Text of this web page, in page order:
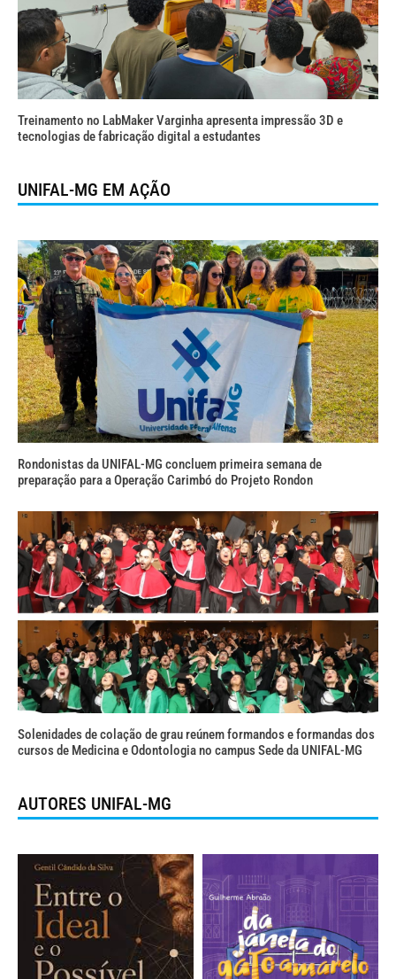
Treinamento no LabMaker Varginha apresenta impressão 3D e
tecnologias de fabricação digital a estudantes
UNIFAL-MG EM AÇÃO
Rondonistas da UNIFAL-MG concluem primeira semana de
preparação para a Operação Carimbó do Projeto Rondon
Solenidades de colação de grau reúnem formandos e formandas dos
cursos de Medicina e Odontologia no campus Sede da UNIFAL-MG
AUTORES UNIFAL-MG